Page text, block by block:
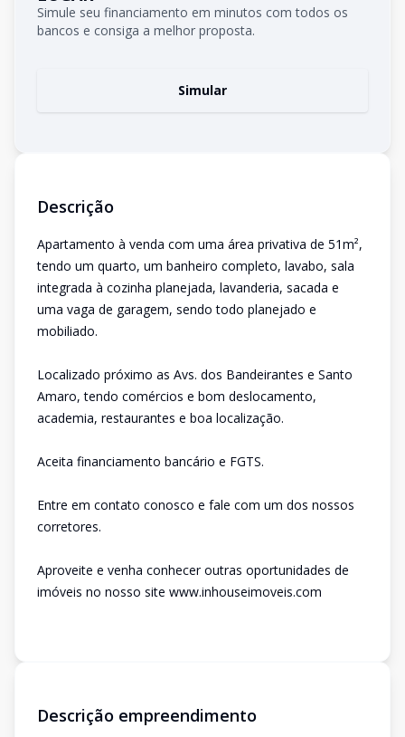
Simule seu financiamento em minutos com todos os
bancos e consiga a melhor proposta.
Simular
Descrição
Apartamento à venda com uma área privativa de 51m²,
tendo um quarto, um banheiro completo, lavabo, sala
integrada à cozinha planejada, lavanderia, sacada e
uma vaga de garagem, sendo todo planejado e
mobiliado.
Localizado próximo as Avs. dos Bandeirantes e Santo
Amaro, tendo comércios e bom deslocamento,
academia, restaurantes e boa localização.
Aceita financiamento bancário e FGTS.
Entre em contato conosco e fale com um dos nossos
corretores.
Aproveite e venha conhecer outras oportunidades de
imóveis no nosso site www.inhouseimoveis.com
Descrição empreendimento